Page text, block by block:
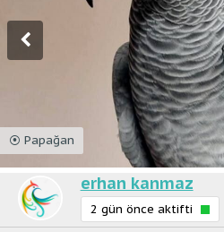
⦿ Papağan
erhan kanmaz
2 gün önce aktifti